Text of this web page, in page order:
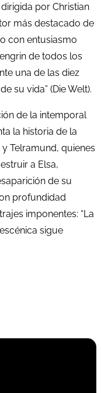
por Christian
más destacado de
con entusiasmo
de todos los
una de las diez
su vida” (Die Welt).
de la intemporal
la historia de la
Telramund, quienes
a Elsa,
de su
profundidad
imponentes: “La
sigue